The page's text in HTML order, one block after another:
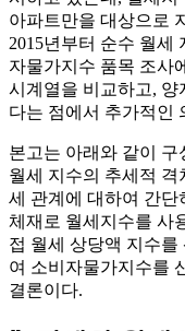
아파트만을 대상으로
2015년부터 순수 월세
자물가지수 품목 조사
시계열을 비교하고, 양
다는 점에서 추가적인
본고는 아래와 같이 구
월세 지수의 추세적 격
세 관계에 대하여 간
체재로 월세지수를 사
접 월세 상당액 지수
여 소비자물가지수를
결론이다.